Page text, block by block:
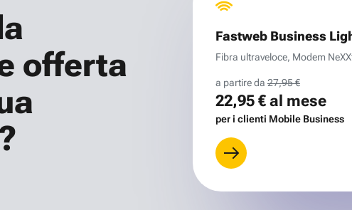
offerta
Fastweb Business
Fibra ultraveloce, Modem
a partire da 27,95 €
22,95 €al mese
per i clienti Mobile Business